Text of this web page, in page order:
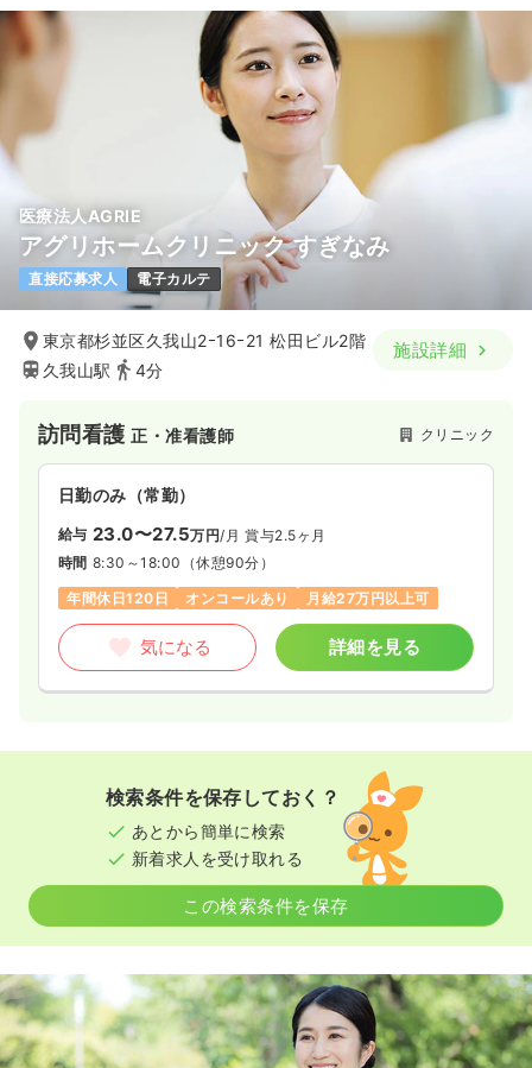
医療法人AGRIE
アグリホームクリニック すぎなみ
直接応募求人 電子カルテ
東京都杉並区久我山2ｰ16ｰ21 松田ビル2階
久我山駅
4分
施設詳細
訪問看護正・准看護師 クリニック
日勤のみ（常勤）
給与 23.0〜27.5万円/月 賞与2.5ヶ月
時間 8:30～18:00 （休憩90分）
年間休日120日
オンコールあり 月給27万円以上可
気になる 詳細を見る
検索条件を保存しておく？
あとから簡単に検索
新着求人を受け取れる
この検索条件を保存